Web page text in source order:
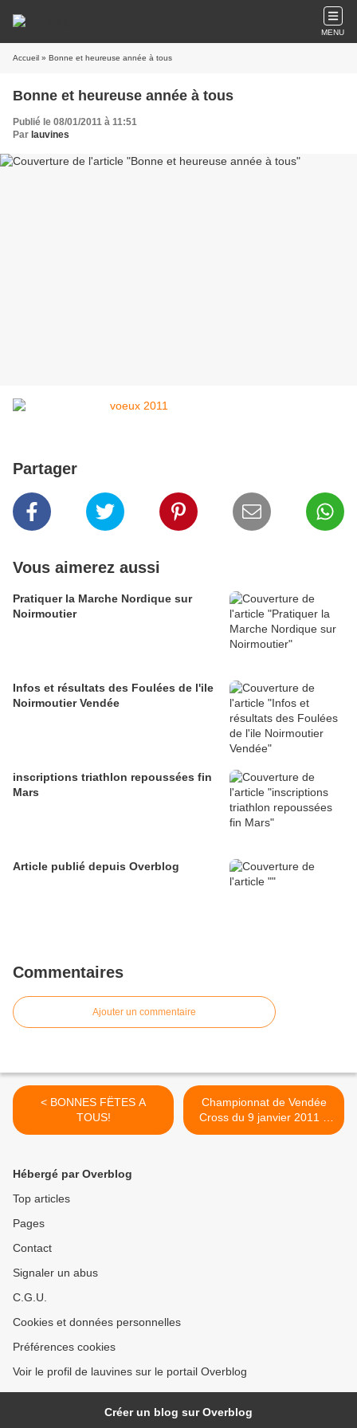
MENU
Accueil » Bonne et heureuse année à tous
Bonne et heureuse année à tous
Publié le 08/01/2011 à 11:51
Par lauvines
Partager
Vous aimerez aussi
Pratiquer la Marche Nordique sur
Noirmoutier
Infos et résultats des Foulées de l'ile
Noirmoutier Vendée
inscriptions triathlon repoussées fin
Mars
Article publié depuis Overblog
Commentaires
Ajouter un commentaire
< BONNES FËTES A
TOUS!
Championnat de Vendée
Cross du 9 janvier 2011 à
L'Orbrie >
Hébergé par Overblog
Top articles
Pages
Contact
Signaler un abus
C.G.U.
Cookies et données personnelles
Préférences cookies
Voir le profil de lauvines sur le portail Overblog
Créer un blog sur Overblog